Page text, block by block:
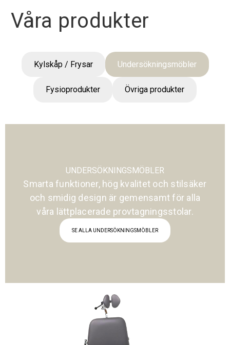
Våra produkter
Kylskåp / Frysar Undersökningsmöbler
Fysioprodukter Övriga produkter
UNDERSÖKNINGSMÖBLER
Smarta funktioner, hög kvalitet och stilsäker
och smidig design är gemensamt för alla
våra lättplacerade provtagningsstolar.
SE ALLA UNDERSÖKNINGSMÖBLER